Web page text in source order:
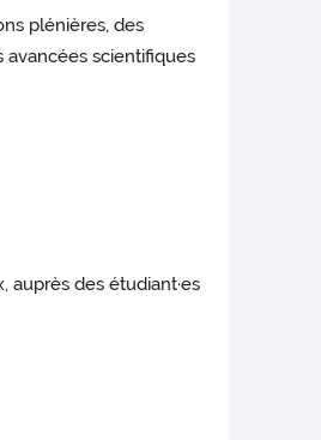
plénières, des
scientifiques
auprès des étudiant·es